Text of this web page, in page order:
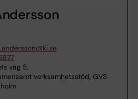
väg 5,
verksamhetsstöd, GVS